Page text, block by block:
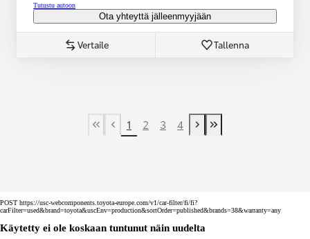
Tutustu autoon
Ota yhteyttä jälleenmyyjään
Vertaile Tallenna
First Page
Previous page
1 2 3 4
Next page
Last Page
POST https://usc-webcomponents.toyota-europe.com/v1/car-filter/fi/fi?
carFilter=used&brand=toyota&uscEnv=production&sortOrder=published&brands=38&warranty=any
Käytetty ei ole koskaan tuntunut näin uudelta